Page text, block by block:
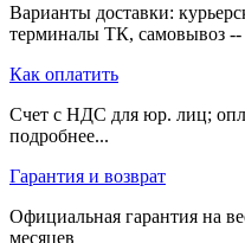
Варианты доставки:
терминалы ТК, самовывоз --
Как оплатить
Счет с НДС для юр. лиц;
подробнее...
Гарантия и возврат
Официальная гарантия на
месяцев